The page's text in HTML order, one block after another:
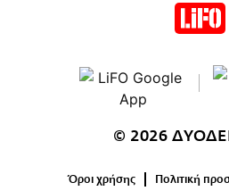
© 2026
Όροι χρήσης Πολιτική